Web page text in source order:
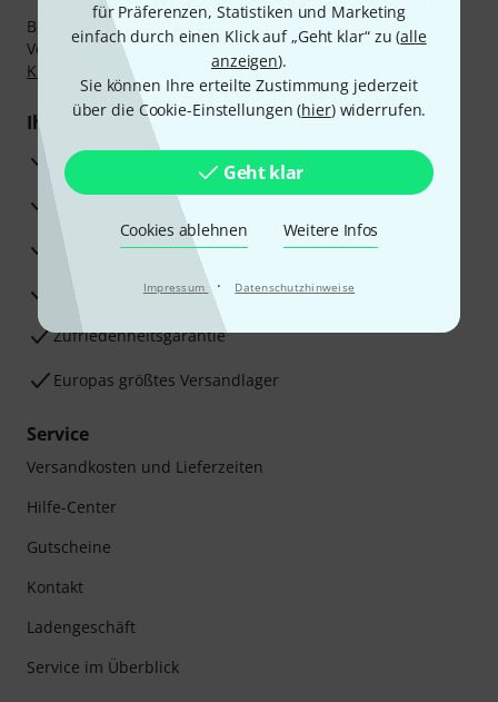
für Präferenzen, Statistiken und Marketing
einfach durch einen Klick auf „Geht klar“ zu (alle
anzeigen).
Sie können Ihre erteilte Zustimmung jederzeit
über die Cookie-Einstellungen (hier) widerrufen.
Geht klar
Cookies ablehnen Weitere Infos
Impressum · Datenschutzhinweise
Bezahlen Sie vertraulich und sicher per Nachnahme,
Vorkasse, PayPal, Amazon Pay,Klarna Sofort bezahlen
Klarna Ratenzahlung
oder Kreditkarte.
Ihre Vorteile
3 Jahre Thomann Garantie
30 Tage Money-Back-Garantie
Reparaturservice
Beratung durch Fachexperten
Zufriedenheitsgarantie
Europas größtes Versandlager
Service
Versandkosten und Lieferzeiten
Hilfe-Center
Gutscheine
Kontakt
Ladengeschäft
Service im Überblick